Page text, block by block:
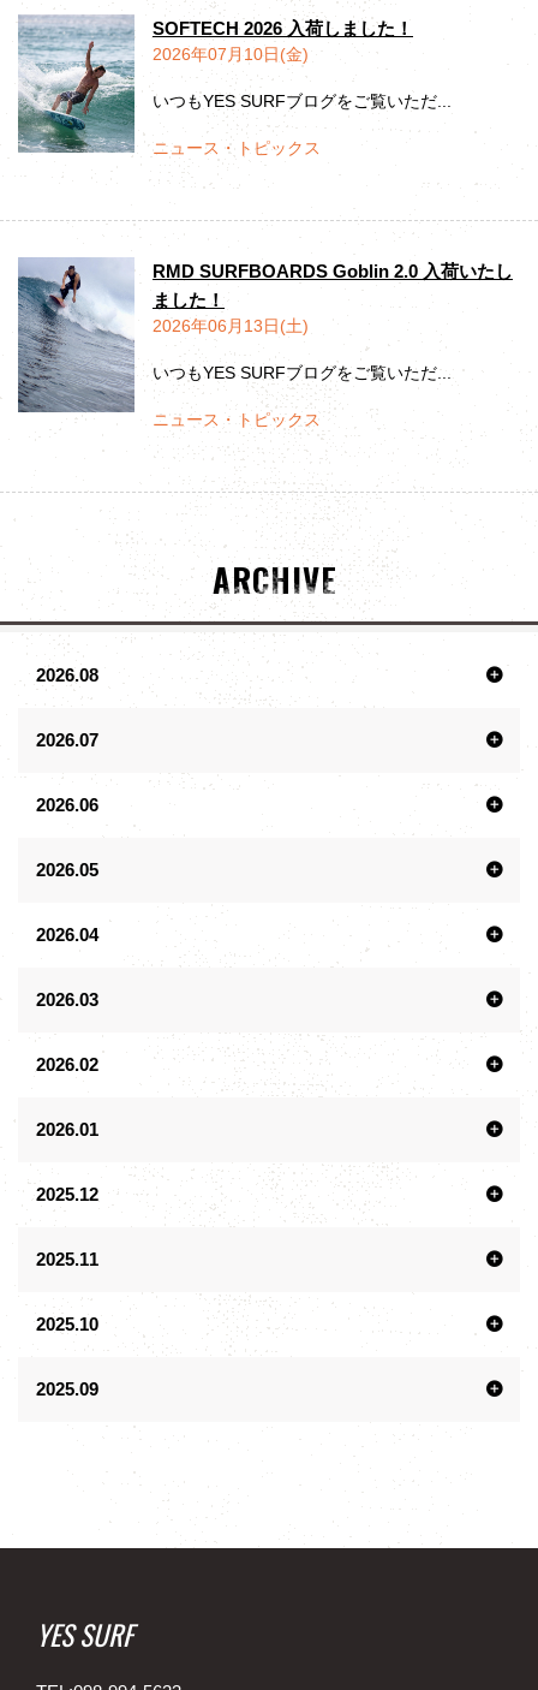
SOFTECH 2026 入荷しました！
2026年07月10日(金)
いつもYES SURFブログをご覧いただ...
ニュース・トピックス
RMD SURFBOARDS Goblin 2.0 入荷いたし
ました！
2026年06月13日(土)
いつもYES SURFブログをご覧いただ...
ニュース・トピックス
ARCHIVE
2026.08
2026.07
2026.06
2026.05
2026.04
2026.03
2026.02
2026.01
2025.12
2025.11
2025.10
2025.09
YES SURF